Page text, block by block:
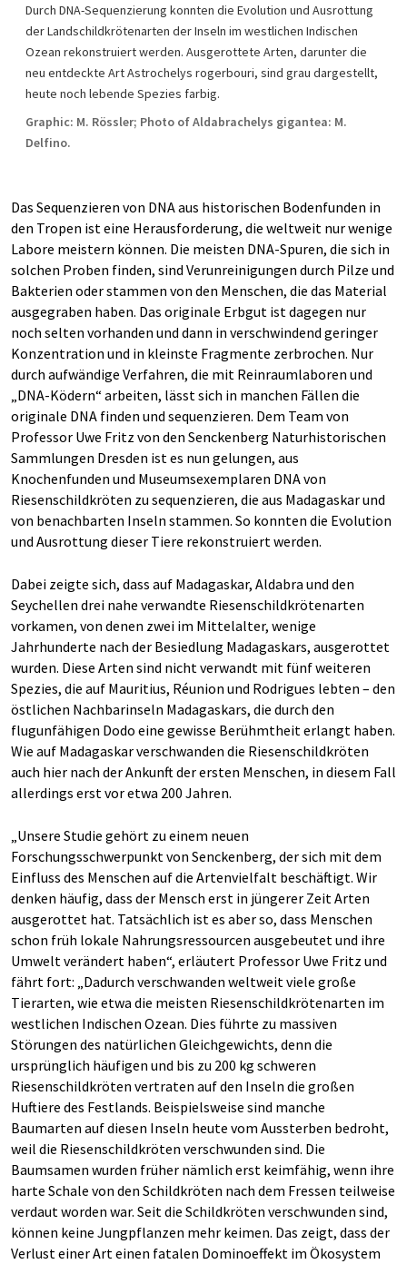
Durch DNA-Sequenzierung konnten die Evolution und Ausrottung
der Landschildkrötenarten der Inseln im westlichen Indischen
Ozean rekonstruiert werden. Ausgerottete Arten, darunter die
neu entdeckte Art Astrochelys rogerbouri, sind grau dargestellt,
heute noch lebende Spezies farbig.
Graphic: M. Rössler; Photo of Aldabrachelys gigantea: M.
Delfino.
Das Sequenzieren von DNA aus historischen Bodenfunden in
den Tropen ist eine Herausforderung, die weltweit nur wenige
Labore meistern können. Die meisten DNA-Spuren, die sich in
solchen Proben finden, sind Verunreinigungen durch Pilze und
Bakterien oder stammen von den Menschen, die das Material
ausgegraben haben. Das originale Erbgut ist dagegen nur
noch selten vorhanden und dann in verschwindend geringer
Konzentration und in kleinste Fragmente zerbrochen. Nur
durch aufwändige Verfahren, die mit Reinraumlaboren und
„DNA-Ködern“ arbeiten, lässt sich in manchen Fällen die
originale DNA finden und sequenzieren. Dem Team von
Professor Uwe Fritz von den Senckenberg Naturhistorischen
Sammlungen Dresden ist es nun gelungen, aus
Knochenfunden und Museumsexemplaren DNA von
Riesenschildkröten zu sequenzieren, die aus Madagaskar und
von benachbarten Inseln stammen. So konnten die Evolution
und Ausrottung dieser Tiere rekonstruiert werden.
Dabei zeigte sich, dass auf Madagaskar, Aldabra und den
Seychellen drei nahe verwandte Riesenschildkrötenarten
vorkamen, von denen zwei im Mittelalter, wenige
Jahrhunderte nach der Besiedlung Madagaskars, ausgerottet
wurden. Diese Arten sind nicht verwandt mit fünf weiteren
Spezies, die auf Mauritius, Réunion und Rodrigues lebten – den
östlichen Nachbarinseln Madagaskars, die durch den
flugunfähigen Dodo eine gewisse Berühmtheit erlangt haben.
Wie auf Madagaskar verschwanden die Riesenschildkröten
auch hier nach der Ankunft der ersten Menschen, in diesem Fall
allerdings erst vor etwa 200 Jahren.
„Unsere Studie gehört zu einem neuen
Forschungsschwerpunkt von Senckenberg, der sich mit dem
Einfluss des Menschen auf die Artenvielfalt beschäftigt. Wir
denken häufig, dass der Mensch erst in jüngerer Zeit Arten
ausgerottet hat. Tatsächlich ist es aber so, dass Menschen
schon früh lokale Nahrungsressourcen ausgebeutet und ihre
Umwelt verändert haben“, erläutert Professor Uwe Fritz und
fährt fort: „Dadurch verschwanden weltweit viele große
Tierarten, wie etwa die meisten Riesenschildkrötenarten im
westlichen Indischen Ozean. Dies führte zu massiven
Störungen des natürlichen Gleichgewichts, denn die
ursprünglich häufigen und bis zu 200 kg schweren
Riesenschildkröten vertraten auf den Inseln die großen
Huftiere des Festlands. Beispielsweise sind manche
Baumarten auf diesen Inseln heute vom Aussterben bedroht,
weil die Riesenschildkröten verschwunden sind. Die
Baumsamen wurden früher nämlich erst keimfähig, wenn ihre
harte Schale von den Schildkröten nach dem Fressen teilweise
verdaut worden war. Seit die Schildkröten verschwunden sind,
können keine Jungpflanzen mehr keimen. Das zeigt, dass der
Verlust einer Art einen fatalen Dominoeffekt im Ökosystem